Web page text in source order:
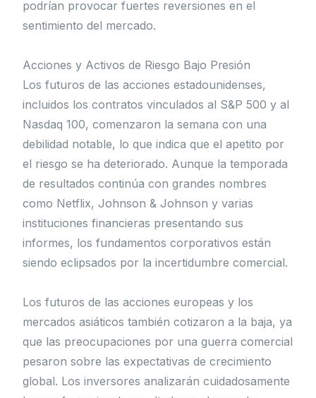
podrían provocar fuertes reversiones en el
sentimiento del mercado.
Acciones y Activos de Riesgo Bajo Presión
Los futuros de las acciones estadounidenses,
incluidos los contratos vinculados al S&P 500 y al
Nasdaq 100, comenzaron la semana con una
debilidad notable, lo que indica que el apetito por
el riesgo se ha deteriorado. Aunque la temporada
de resultados continúa con grandes nombres
como Netflix, Johnson & Johnson y varias
instituciones financieras presentando sus
informes, los fundamentos corporativos están
siendo eclipsados por la incertidumbre comercial.
Los futuros de las acciones europeas y los
mercados asiáticos también cotizaron a la baja, ya
que las preocupaciones por una guerra comercial
pesaron sobre las expectativas de crecimiento
global. Los inversores analizarán cuidadosamente